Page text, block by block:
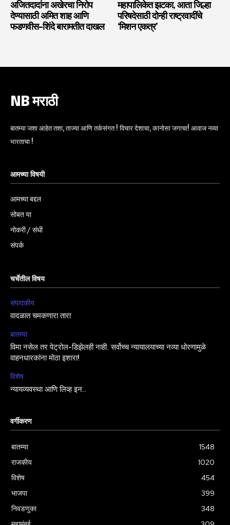
अजितदादांना अखेरचा निरोप
देण्यासाठी अमित शाह आणि
फडणवीस-शिंदे बारामतीत दाखल
महापालिकेत झटका, आता जिल्हा
परिषदेसाठी दोन्ही राष्ट्रवादींचे
‘मिशन एकत्र’
NB मराठी
बातम्या जशा आहेत तशा, ताज्या आणि तर्कसंगत ! विचार देशाचा, कानोसा जगाचा! आवाज नव्या
भारताचा !
आमच्या विषयी
आमच्या बद्दल
सोबत या
नोकरी / संधी
संपर्क
चर्चेतील विषय
संपादकीय
वादळात चमकणारा तारा
बातम्या
विमा नसेल तर पेट्रोल-डिझेलही नाही. सर्वोच्च न्यायालयाच्या नव्या धोरणामुळे
वाहनधारकांना मोठा इशारा!
विशेष
न्यायव्यवस्था आणि लिव्ह इन..
वर्गीकरण
बातम्या
1548
राजकीय
1020
विशेष
454
भाजपा
399
निवडणुका
348